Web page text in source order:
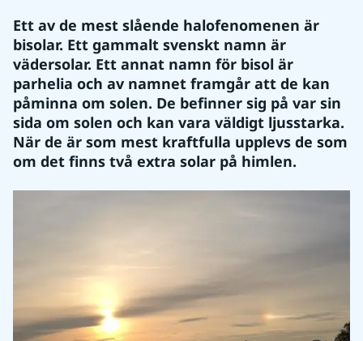
Ett av de mest slående halofenomenen är
bisolar. Ett gammalt svenskt namn är
vädersolar. Ett annat namn för bisol är
parhelia och av namnet framgår att de kan
påminna om solen. De befinner sig på var sin
sida om solen och kan vara väldigt ljusstarka.
När de är som mest kraftfulla upplevs de som
om det finns två extra solar på himlen.